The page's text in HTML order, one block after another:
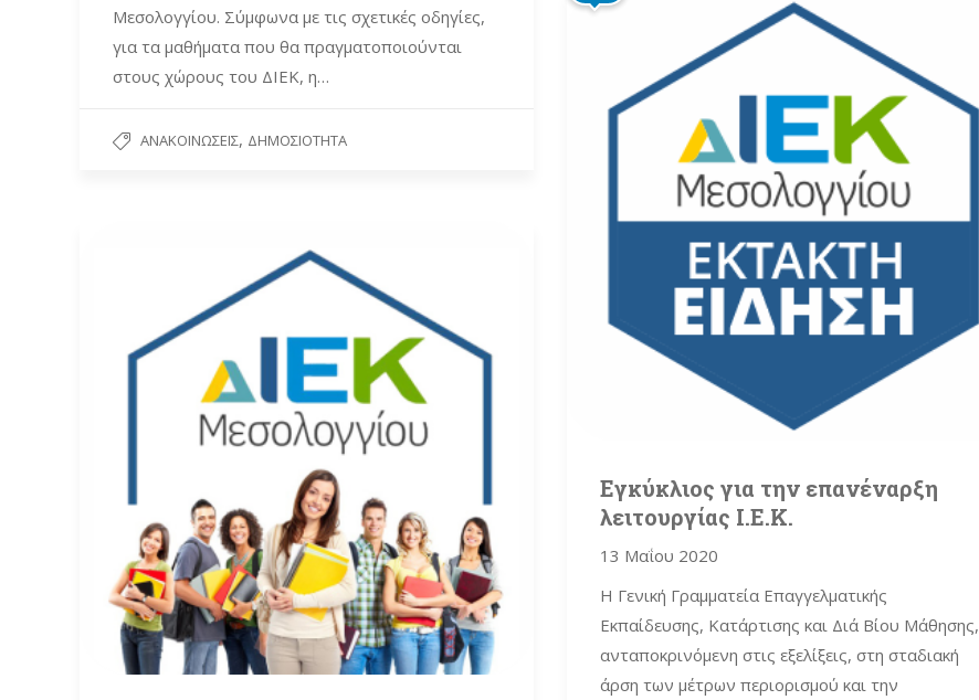
Μεσολογγίου. Σύμφωνα με τις σχετικές οδηγίες,
για τα μαθήματα που θα πραγματοποιούνται
στους χώρους του ΔΙΕΚ, η…
ΑΝΑΚΟΙΝΏΣΕΙΣ, ΔΗΜΟΣΙΌΤΗΤΑ
Εγκύκλιος για την επανέναρξη
λειτουργίας Ι.Ε.Κ.
13 Μαΐου 2020
H Γενική Γραμματεία Επαγγελματικής
Εκπαίδευσης, Κατάρτισης και Διά Βίου Μάθησης,
ανταποκρινόμενη στις εξελίξεις, στη σταδιακή
άρση των μέτρων περιορισμού και την